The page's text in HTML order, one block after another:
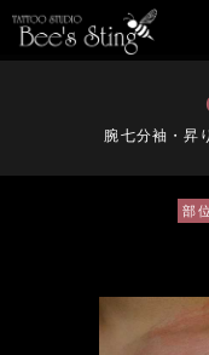
腕七分袖・昇
部位